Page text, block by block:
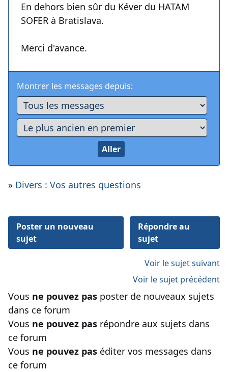
En dehors bien sûr du Kéver du HATAM
SOFER à Bratislava.
Merci d'avance.
Montrer les messages depuis:
» Divers : Vos autres questions
Poster un nouveau
sujet
Répondre au
sujet
Voir le sujet suivant
Voir le sujet précédent
Vous ne pouvez pas poster de nouveaux sujets
dans ce forum
Vous ne pouvez pas répondre aux sujets dans
ce forum
Vous ne pouvez pas éditer vos messages dans
ce forum